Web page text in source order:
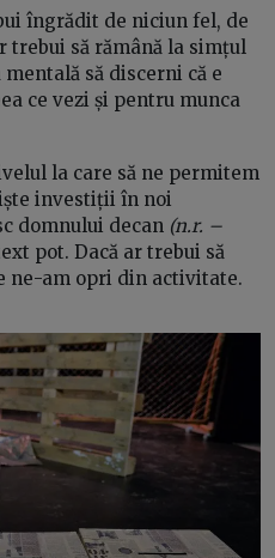
îngrădit de niciun fel, de
trebui să rămână la simțul
să discerni că e
ce vezi și pentru munca
la care să ne permitem
investiții în noi
domnului decan (n.r. –
pot. Dacă ar trebui să
ne-am opri din activitate.